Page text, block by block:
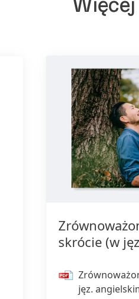
skrócie (w
jęz.